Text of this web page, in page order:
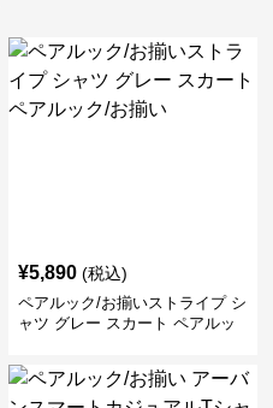
¥5,890 (税込)
ペアルック/お揃いストライプ シ
ャツ グレー スカート ペアルッ